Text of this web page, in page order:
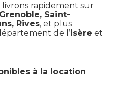
livrons rapidement sur
Saint-
Rives, et plus
de l’Isère et
à la location